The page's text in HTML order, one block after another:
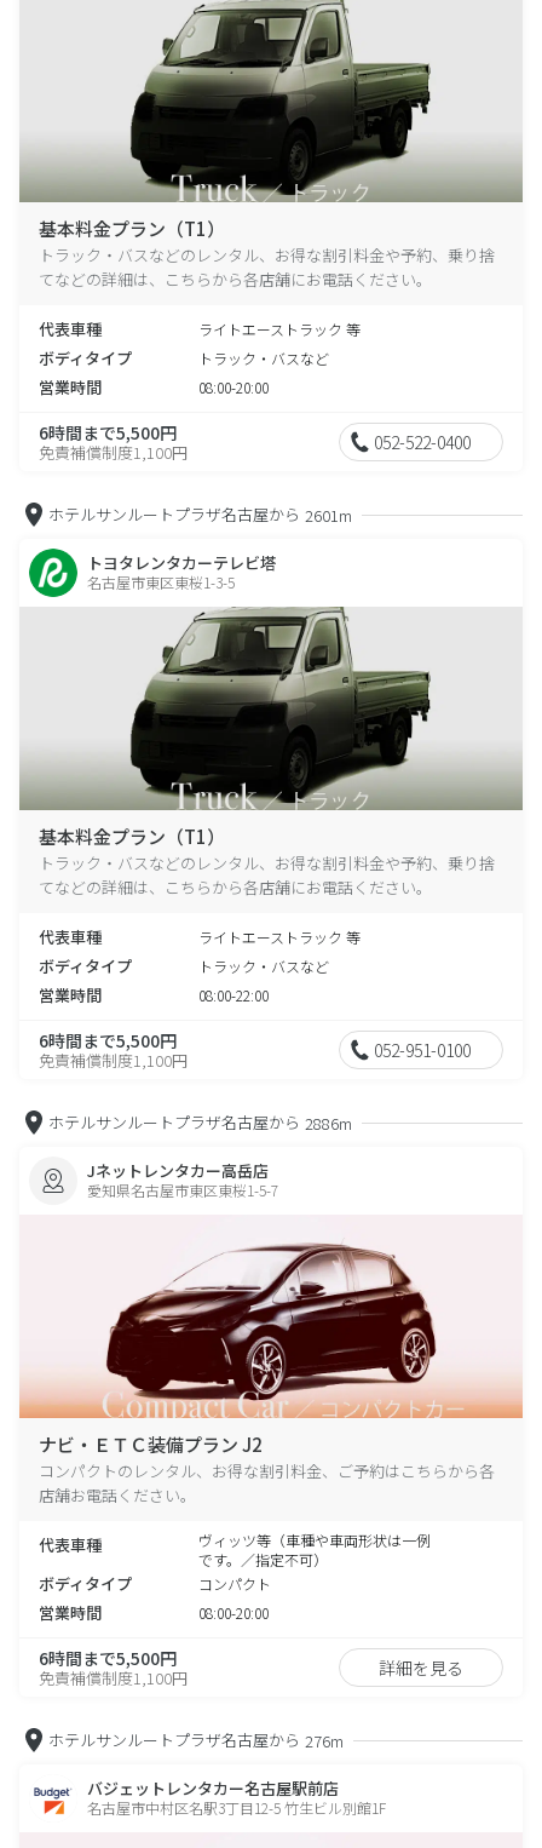
基本料金プラン（T1）
トラック・バスなどのレンタル、お得な割引料金や予約、乗り捨
てなどの詳細は、こちらから各店舗にお電話ください。
代表車種 ライトエーストラック 等
ボディタイプ トラック・バスなど
営業時間 08:00-20:00
6時間まで5,500円
免責補償制度1,100円 052-522-0400
ホテルサンルートプラザ名古屋から 2601m
トヨタレンタカーテレビ塔
名古屋市東区東桜1-3-5
基本料金プラン（T1）
トラック・バスなどのレンタル、お得な割引料金や予約、乗り捨
てなどの詳細は、こちらから各店舗にお電話ください。
代表車種 ライトエーストラック 等
ボディタイプ トラック・バスなど
営業時間 08:00-22:00
6時間まで5,500円
免責補償制度1,100円 052-951-0100
ホテルサンルートプラザ名古屋から 2886m
Jネットレンタカー高岳店
愛知県名古屋市東区東桜1-5-7
ナビ・ＥＴＣ装備プラン J2
コンパクトのレンタル、お得な割引料金、ご予約はこちらから各
店舗お電話ください。
代表車種
ヴィッツ等（車種や車両形状は一例
です。／指定不可）
ボディタイプ コンパクト
営業時間 08:00-20:00
6時間まで5,500円
免責補償制度1,100円 詳細を見る
ホテルサンルートプラザ名古屋から 276m
バジェットレンタカー名古屋駅前店
名古屋市中村区名駅3丁目12-5 竹生ビル別館1F